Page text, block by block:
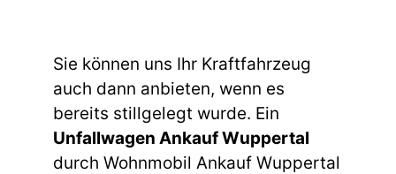
Sie können uns Ihr Kraftfahrzeug
auch dann anbieten, wenn es
bereits stillgelegt wurde. Ein
Unfallwagen Ankauf Wuppertal
durch Wohnmobil Ankauf Wuppertal